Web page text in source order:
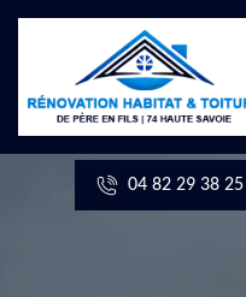
04 82 29 38 25